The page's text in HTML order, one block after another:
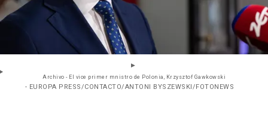
Archivo - El vice primer mnistro de Polonia, Krzysztof Gawkowski
- EUROPA PRESS/CONTACTO/ANTONI BYSZEWSKI/FOTONEWS